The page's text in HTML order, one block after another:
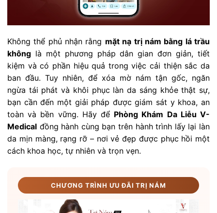
Không thể phủ nhận rằng mặt nạ trị nám bằng lá trầu
không là một phương pháp dân gian đơn giản, tiết
kiệm và có phần hiệu quả trong việc cải thiện sắc da
ban đầu. Tuy nhiên, để xóa mờ nám tận gốc, ngăn
ngừa tái phát và khôi phục làn da sáng khỏe thật sự,
bạn cần đến một giải pháp được giám sát y khoa, an
toàn và bền vững. Hãy để Phòng Khám Da Liễu V-
Medical đồng hành cùng bạn trên hành trình lấy lại làn
da mịn màng, rạng rỡ – nơi vẻ đẹp được phục hồi một
cách khoa học, tự nhiên và trọn vẹn.
CHƯƠNG TRÌNH ƯU ĐÃI TRỊ NÁM